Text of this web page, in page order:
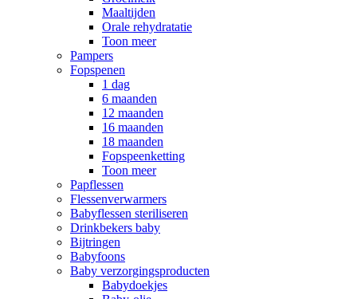
Maaltijden
Orale rehydratatie
Toon meer
Pampers
Fopspenen
1 dag
6 maanden
12 maanden
16 maanden
18 maanden
Fopspeenketting
Toon meer
Papflessen
Flessenverwarmers
Babyflessen steriliseren
Drinkbekers baby
Bijtringen
Babyfoons
Baby verzorgingsproducten
Babydoekjes